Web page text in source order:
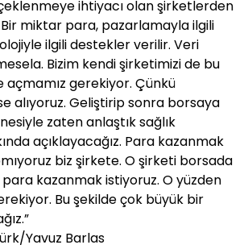
ihtiyacı olan şirketlerden
miktar para, pazarlamayla ilgili
ilgili destekler verilir. Veri
Bizim kendi şirketimizi de bu
açmamız gerekiyor. Çünkü
alıyoruz. Geliştirip sonra borsaya
zaten anlaştık sağlık
açıklayacağız. Para kazanmak
biz şirkete. O şirketi borsada
kazanmak istiyoruz. O yüzden
Bu şekilde çok büyük bir
Yavuz Barlas